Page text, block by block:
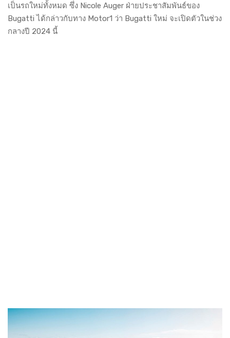
เป็นรถใหม่ทั้งหมด ซึ่ง Nicole Auger ฝ่ายประชาสัมพันธ์ของ
Bugatti ได้กล่าวกับทาง Motor1 ว่า Bugatti ใหม่ จะเปิดตัวในช่วง
กลางปี 2024 นี้